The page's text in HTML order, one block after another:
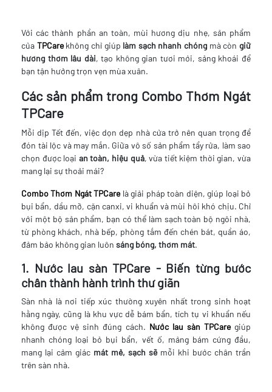
Với các thành phần an toàn, mùi hương dịu nhẹ, sản phẩm
của TPCarekhông chỉ giúp làm sạch nhanh chóng mà còngiữ
hương thơm lâu dài, tạo không gian tươi mới, sảng khoái để
bạn tận hưởng trọn vẹn mùa xuân.
Các sản phẩm trong Combo Thơm Ngát
TPCare
Mỗi dịp Tết đến, việc dọn dẹp nhà cửa trở nên quan trọng để
đón tài lộc và may mắn. Giữa vô số sản phẩm tẩy rửa, làm sao
chọn được loại an toàn, hiệu quả, vừa tiết kiệm thời gian, vừa
mang lại sự thoải mái?
Combo Thơm Ngát TPCarelà giải pháp toàn diện, giúp loại bỏ
bụi bẩn, dầu mỡ, cặn canxi, vi khuẩn và mùi hôi khó chịu. Chỉ
với một bộ sản phẩm, bạn có thể làm sạch toàn bộ ngôi nhà,
từ phòng khách, nhà bếp, phòng tắm đến chén bát, quần áo,
đảm bảo không gian luôn sáng bóng, thơm mát.
1. Nước lau sàn TPCare - Biến từng bước
chân thành hành trình thư giãn
Sàn nhà là nơi tiếp xúc thường xuyên nhất trong sinh hoạt
hằng ngày, cũng là khu vực dễ bám bẩn, tích tụ vi khuẩn nếu
không được vệ sinh đúng cách. Nước lau sàn TPCaregiúp
nhanh chóng loại bỏ bụi bẩn, vết ố, mảng bám cứng đầu,
mang lại cảm giác mát mẻ, sạch sẽmỗi khi bước chân trần
trên sàn nhà.